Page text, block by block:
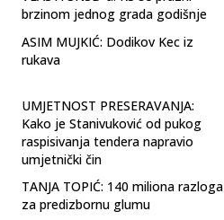
brzinom jednog grada godišnje
ASIM MUJKIĆ: Dodikov Kec iz
rukava
UMJETNOST PRESERAVANJA:
Kako je Stanivuković od pukog
raspisivanja tendera napravio
umjetnički čin
TANJA TOPIĆ: 140 miliona razloga
za predizbornu glumu